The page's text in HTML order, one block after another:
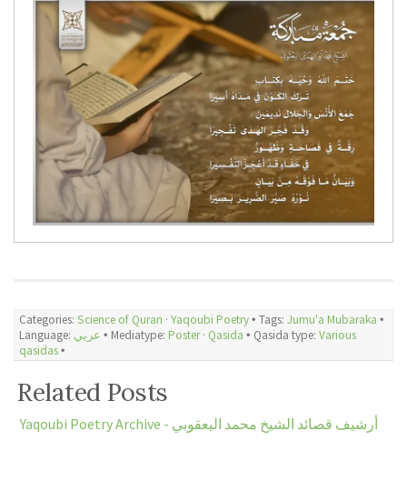
Categories: Science of Quran · Yaqoubi Poetry🞄 Tags: Jumu'a Mubaraka 🞄
Language: عربي 🞄 Mediatype: Poster· Qasida 🞄 Qasida type: Various
qasidas🞄
Related Posts
Yaqoubi Poetry Archive - أرشيف قصائد الشيخ محمد اليعقوبي